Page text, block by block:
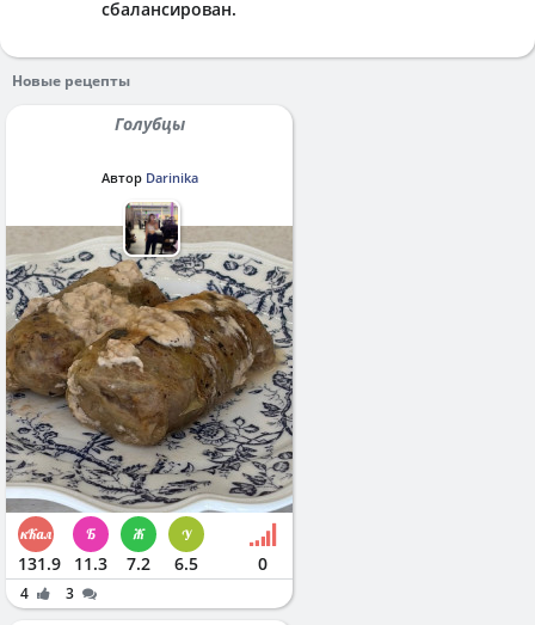
сбалансирован.
Новые рецепты
Голубцы
Автор Darinika
131.9 11.3 7.2 6.5 0
4 3